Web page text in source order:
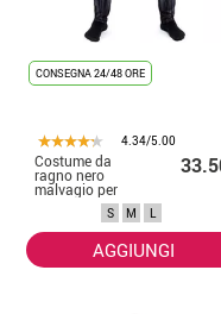
CONSEGNA 24/48 ORE
4.34/5.00
Costume da
ragno nero
malvagio per
S M L
AGGIUNGI